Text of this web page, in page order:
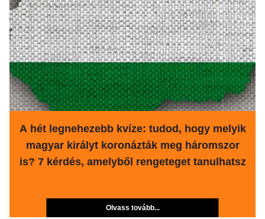
A hét legnehezebb kvíze: tudod, hogy melyik
magyar királyt koronázták meg háromszor
is? 7 kérdés, amelyből rengeteget tanulhatsz
Olvass tovább...